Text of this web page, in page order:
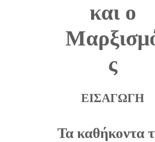
και ο
ς
ΕΙΣΑΓΩΓΗ
Τα καθήκοντα